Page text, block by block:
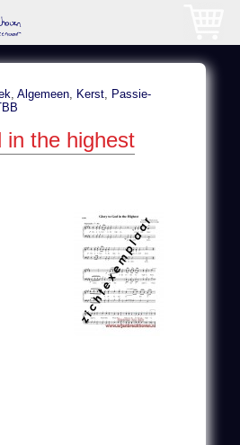
, Algemeen, Kerst, Passie-
in the highest